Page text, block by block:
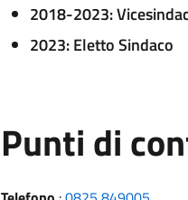
2018-2023:
2023: Eletto Sindaco
Punti di